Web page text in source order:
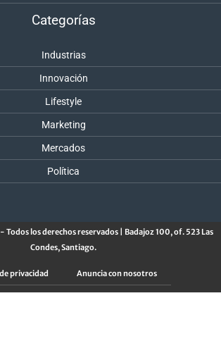
Categorías
Industrias
Innovación
Lifestyle
Marketing
Mercados
Política
los derechos reservados | Badajoz 100, of. 523 Las
Condes, Santiago.
privacidad Anuncia con nosotros